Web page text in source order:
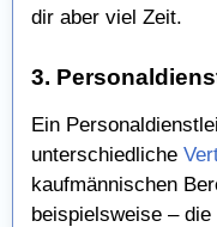
dir aber viel Zeit.
3.
Ein
unterschiedliche
kaufmännischen
beispielsweise –